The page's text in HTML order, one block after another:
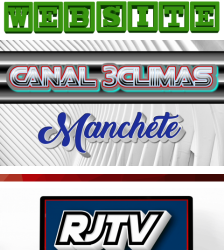
HOME
COMO ANUNCIAR
JORNAIS DO BRASIL
PODCAST/NOTÍCIAS
AS NOTÍCIAS DO DIA
ACONTECEU...VIROU MANCHETE!
BLOGS & COLUNAS
AGÊNCIA DE NOTÍCIAS
CNN BRASIL
PORTAL CEARÁ